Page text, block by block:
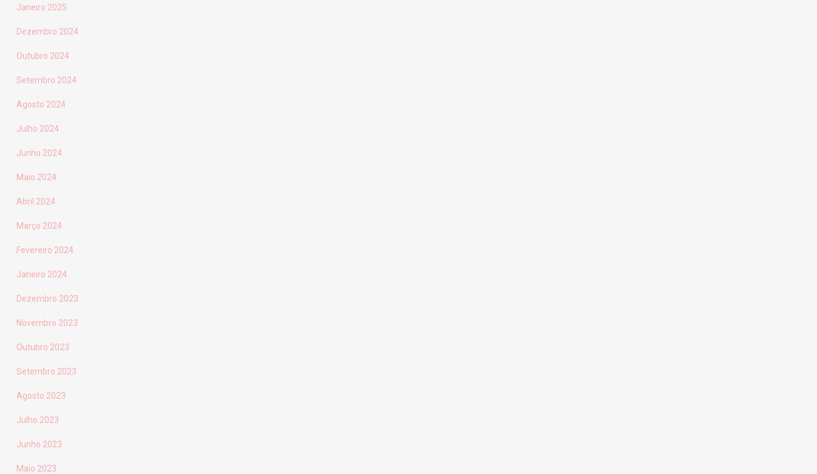
Janeiro 2025
Dezembro 2024
Outubro 2024
Setembro 2024
Agosto 2024
Julho 2024
Junho 2024
Maio 2024
Abril 2024
Março 2024
Fevereiro 2024
Janeiro 2024
Dezembro 2023
Novembro 2023
Outubro 2023
Setembro 2023
Agosto 2023
Julho 2023
Junho 2023
Maio 2023